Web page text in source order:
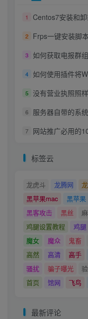
1 Centos7安装和
2 Frps一键安装脚本，
3 如何获取电报群
4 如何使用插件将WordPress博客图
5 没有营业执照照
6 服务器自带的系统已经玩腻
7 网站推广必用的
标签云
龙虎斗 龙腾网
黑苹果mac
黑苹果
黑客攻击
黑丝
鸡腿设置教程
鸡腿
魔女
魔众 鬼畜
高然
高清 高手
骚扰
骗子曝光
首页
馆网 飞鸟
最新评论